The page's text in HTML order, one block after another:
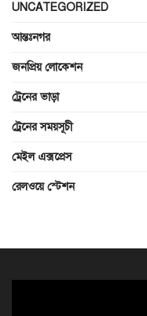
UNCATEGORIZED
আন্তঃনগর
জনপ্রিয় লোকেশন
ট্রেনের ভাড়া
ট্রেনের সময়সূচী
মেইল এক্সপ্রেস
রেলওয়ে স্টেশন